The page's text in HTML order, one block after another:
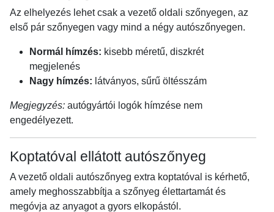
Az elhelyezés lehet csak a vezető oldali szőnyegen, az
első pár szőnyegen vagy mind a négy autószőnyegen.
Normál hímzés: kisebb méretű, diszkrét
megjelenés
Nagy hímzés: látványos, sűrű öltésszám
Megjegyzés: autógyártói logók hímzése nem
engedélyezett.
Koptatóval ellátott autószőnyeg
A vezető oldali autószőnyeg extra koptatóval is kérhető,
amely meghosszabbítja a szőnyeg élettartamát és
megóvja az anyagot a gyors elkopástól.